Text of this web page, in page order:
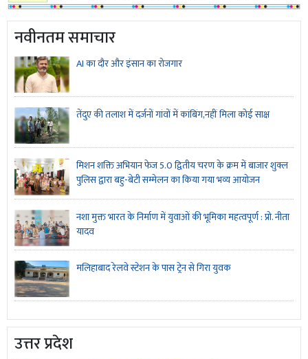
नवीनतम समाचार
AI का दौर और इंसान का रोजगार
तेंदुए की तलाश में दर्जनों गांवों में कांबिंग,नहीं मिला कोई साक्ष
मिशन शक्ति अभियान फेज 5.0 द्वितीय चरण के क्रम में बाजार शुक्ल
पुलिस द्वारा बहु-बेटी सम्मेलन का किया गया भव्य आयोजन
नशा मुक्त भारत के निर्माण में युवाओं की भूमिका महत्वपूर्ण : प्रो. नीता
यादव
मलिहाबाद रेलवे स्टेशन के पास ट्रेन से गिरा युवक
उत्तर प्रदेश